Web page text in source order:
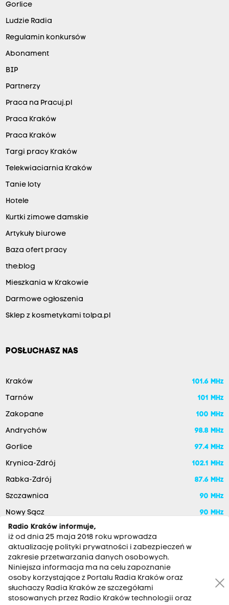
Gorlice
Ludzie Radia
Regulamin konkursów
Abonament
BIP
Partnerzy
Praca na Pracuj.pl
Praca Kraków
Praca Kraków
Targi pracy Kraków
Telekwiaciarnia Kraków
Tanie loty
Hotele
Kurtki zimowe damskie
Artykuły biurowe
Baza ofert pracy
the:blog
Mieszkania w Krakowie
Darmowe ogłoszenia
Sklep z kosmetykami tolpa.pl
POSŁUCHASZ NAS
Kraków 101.6 MHz
Tarnów 101 MHz
Zakopane 100 MHz
Andrychów 98.8 MHz
Gorlice 97.4 MHz
Krynica-Zdrój 102.1 MHz
Rabka-Zdrój 87.6 MHz
Szczawnica 90 MHz
Nowy Sącz 90 MHz
Radio Kraków informuje,
iż od dnia 25 maja 2018 roku wprowadza
aktualizację polityki prywatności i zabezpieczeń w
zakresie przetwarzania danych osobowych.
Niniejsza informacja ma na celu zapoznanie
osoby korzystające z Portalu Radia Kraków oraz
słuchaczy Radia Kraków ze szczegółami
stosowanych przez Radio Kraków technologii oraz